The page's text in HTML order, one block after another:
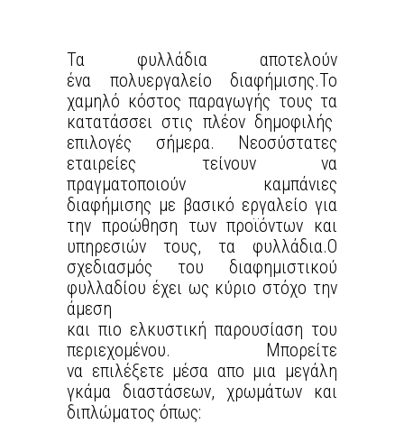
Τα φυλλάδια αποτελούν
ένα πολυεργαλείο διαφήμισης.Το
χαμηλό κόστος παραγωγής τους τα
κατατάσσει στις πλέον δημοφιλής
επιλογές σήμερα. Νεοσύστατες
εταιρείες τείνουν να
πραγματοποιούν καμπάνιες
διαφήμισης με βασικό εργαλείο για
την προώθηση των προϊόντων και
υπηρεσιών τους, τα φυλλάδια.Ο
σχεδιασμός του διαφημιστικού
φυλλαδίου έχει ως κύριο στόχο την
άμεση
και πιο ελκυστική παρουσίαση του
περιεχομένου. Μπορείτε
να επιλέξετε μέσα απo μια μεγάλη
γκάμα διαστάσεων, χρωμάτων και
διπλώματος όπως: